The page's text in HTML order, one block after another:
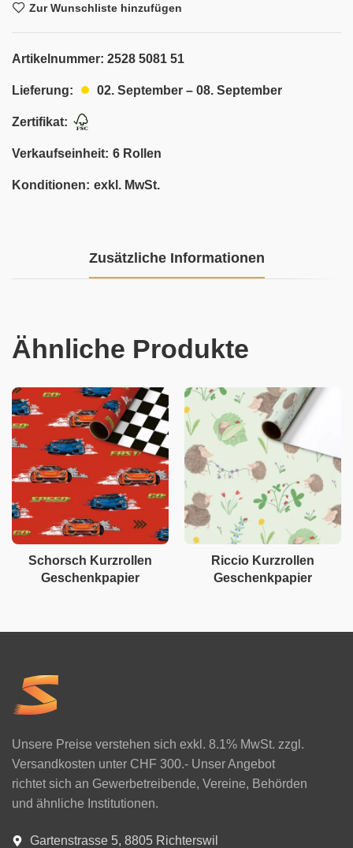
Zur Wunschliste hinzufügen
Artikelnummer: 2528 5081 51
Lieferung: 02. September – 08. September
Zertifikat:
Verkaufseinheit: 6 Rollen
Konditionen: exkl. MwSt.
Zusätzliche Informationen
Ähnliche Produkte
Schorsch Kurzrollen
Geschenkpapier
Riccio Kurzrollen
Geschenkpapier
Unsere Preise verstehen sich exkl. 8.1% MwSt. zzgl.
Versandkosten unter CHF 300.- Unser Angebot
richtet sich an Gewerbetreibende, Vereine, Behörden
und ähnliche Institutionen.
Gartenstrasse 5, 8805 Richterswil